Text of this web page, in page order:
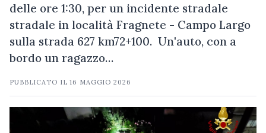
delle ore 1:30, per un incidente stradale
stradale in località Fragnete - Campo Largo
sulla strada 627 km72+100. Un'auto, con a
bordo un ragazzo…
PUBBLICATO IL16 MAGGIO 2026